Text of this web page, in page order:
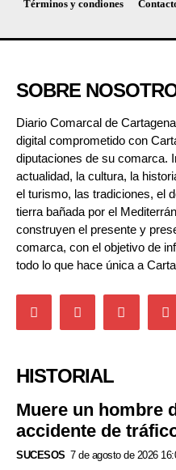
Términos y condiones
SOBRE
Diario Comarcal de
digital comprometido con
diputaciones de su comarca.
actualidad, la cultura, la
el turismo, las tradiciones, el
tierra bañada por el
construyen el presente y
comarca, con el objetivo de
todo lo que hace única a
HISTORIAL
Muere un hombre
accidente de
SUCESOS 7 de agosto de 2026